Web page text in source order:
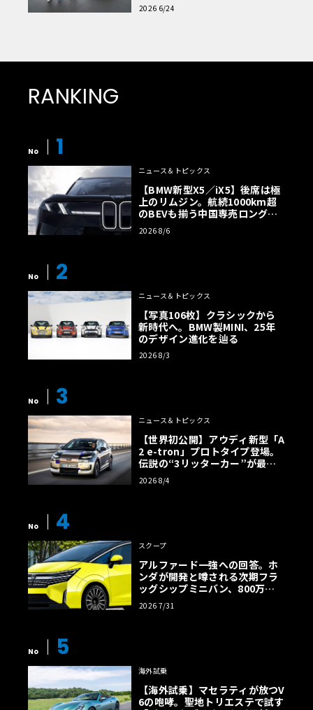
読者一気乗りレポート
2026 6/24
RANKING
No 1
ニュース＆トピックス
【BMW新型X5／iX5】後席は極
上のリムジン。航続1000km超
のBEVも揃う中国専売ロング仕
様の全貌
2026 8/6
No 2
ニュース＆トピックス
【写真106枚】クラシックから
新時代へ。BMW製MINI、25年
のデザイン進化を辿る
2026 8/3
No 3
ニュース＆トピックス
【世界初公開】アウディ新型「A
2 e-tron」プロトタイプ登場。
伝説の“3リッターカー”が最高
効率エントリーBEVとして復活
【画像38枚】
2026 8/4
No 4
スクープ
アルファード一強への回答。ホ
ンダが開発と噂される次期フラ
ッグシップミニバン、800万円
超の勝算【予想CG】
2026 7/31
No 5
海外試乗
【海外試乗】マセラティが放つV
6の咆哮。聖地トリエステで試す